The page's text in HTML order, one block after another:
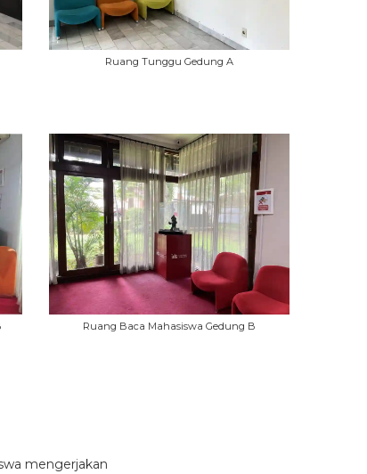
Ruang Tunggu Gedung A
Ruang Baca Mahasiswa Gedung B
mengerjakan